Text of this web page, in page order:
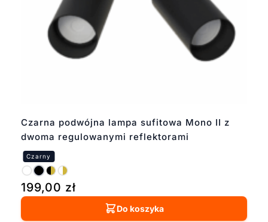
Czarna podwójna lampa sufitowa Mono II z
dwoma regulowanymi reflektorami
199,00 zł
Do koszyka